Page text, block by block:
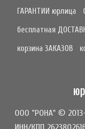
ГАРАНТИИ юрлица
бесплатная
корзина ЗАКАЗОВ
ООО "РОНА" ©